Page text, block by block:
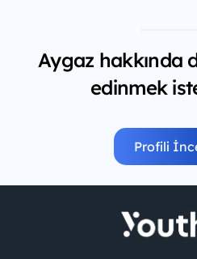
Aygaz hakkında
edinmek
Profili